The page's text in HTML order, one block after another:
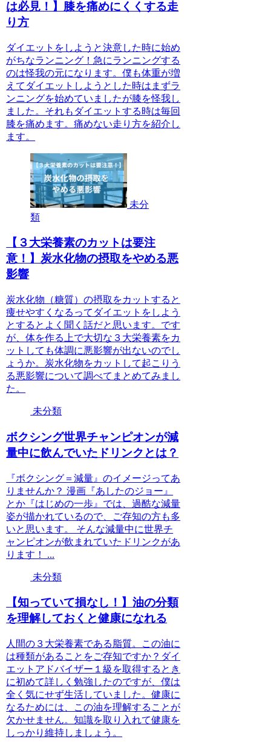
は必見！】膝を痛めにくくする走
り方
ダイエットをしようと決意した時に始め
がちなランニング！急にランニングする
のは怪我の元になります。僕も体重が増
えてダイエットしようとした時はまずラ
ンニングを始めていましたが膝を怪我し
ました。それもダイエットする時は毎回
膝を痛めます。痛めない走り方を紹介し
ます。
未分
類
【３大栄養素のカットは要注
意！】炭水化物の摂取をやめる悪
影響
炭水化物（糖質）の摂取をカットすると
痩せやすくなるってダイエットをしよう
とするとよく聞く話だと思います。です
が、体を作る上で大切な３大栄養素をカ
ットしても体調に悪影響が出ないのでし
ょうか。炭水化物をカットして起こりう
る悪影響について調べてまとめてみまし
た。
未分類
ボクシング世界チャンピオンが減
量中に飲んでいたドリンクとは？
『ボクシング＝減量』のイメージってあ
りませんか？ 漫画『あしたのジョー』
とか『はじめの一歩』では、過酷な減量
姿が描かれているので、ご存知の方も多
いと思います。 そんな減量中に世界チ
ャンピオンが飲まれていたドリンクがあ
ります！ ...
未分類
【知っていて損なし！】油の分類
を理解しておくと健康になれる
人間の３大栄養素である脂質。この油に
は種類があることをご存知ですか？ダイ
エットアドバイザー１級を取得するとき
に初めて詳しく勉強したのですが、僕は
全く気にせず生活していました。健康に
なるためには、この油を理解することが
欠かせません。知識を取り入れて健康を
しっかり維持しましょう。